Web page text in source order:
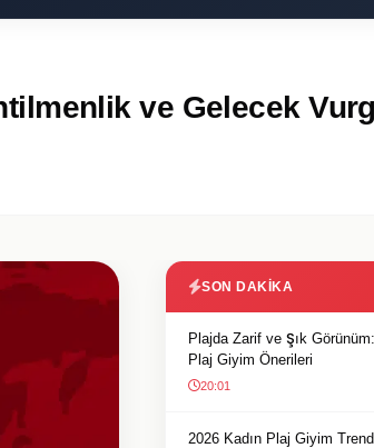
ve Gelecek
SON DAKIKA
Plajda Zarif ve Şık
Plaj Giyim Önerileri
20:01
2026 Kadın Plaj Giyim